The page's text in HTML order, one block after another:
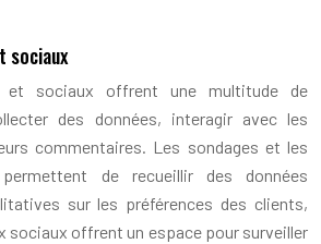
sociaux
et sociaux offrent une multitude de
des données, interagir avec les
commentaires. Les sondages et les
de recueillir des données
sur les préférences des clients,
sociaux offrent un espace pour surveiller